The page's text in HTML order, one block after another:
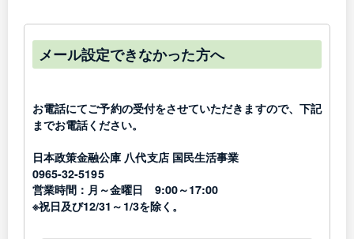
メール設定できなかった方へ
お電話にてご予約の受付をさせていただきますので、下記
までお電話ください。
日本政策金融公庫 八代支店 国民生活事業
0965-32-5195
営業時間：月～金曜日 9:00～17:00
※祝日及び12/31～1/3を除く。